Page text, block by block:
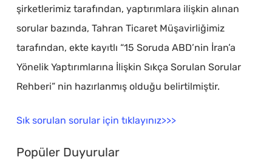
şirketlerimiz tarafından, yaptırımlara ilişkin alınan
sorular bazında, Tahran Ticaret Müşavirliğimiz
tarafından, ekte kayıtlı “15 Soruda ABD’nin İran’a
Yönelik Yaptırımlarına İlişkin Sıkça Sorulan Sorular
Rehberi” nin hazırlanmış olduğu belirtilmiştir.
Sık sorulan sorular için tıklayınız>>>
Popüler Duyurular